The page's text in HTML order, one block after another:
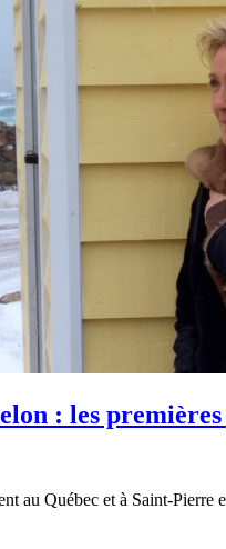
: les premières
au Québec et à Saint-Pierre